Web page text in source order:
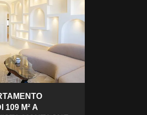
109 M² A